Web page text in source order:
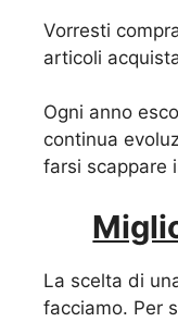
Vorresti
articoli
Ogni anno
continua
farsi scappare
La scelta di
facciamo. Per